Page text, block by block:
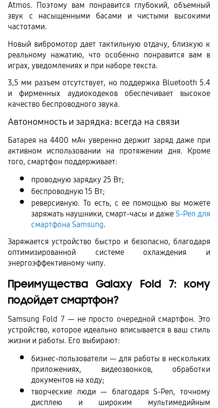
Atmos. Поэтому вам понравится глубокий, объемный
звук с насыщенными басами и чистыми высокими
частотами.
Новый вибромотор дает тактильную отдачу, близкую к
реальному нажатию, что особенно понравится вам в
играх, уведомлениях и при наборе текста.
3,5 мм разъем отсутствует, но поддержка Bluetooth 5.4
и фирменных аудиокодеков обеспечивает высокое
качество беспроводного звука.
Автономность и зарядка: всегда на связи
Батарея на 4400 мАч уверенно держит заряд даже при
активном использовании на протяжении дня. Кроме
того, смартфон поддерживает:
проводную зарядку 25 Вт;
беспроводную 15 Вт;
реверсивную. То есть, с ее помощью вы можете
заряжать наушники, смарт-часы и даже S-Pen для
смартфона Samsung.
Заряжается устройство быстро и безопасно, благодаря
оптимизированной системе охлаждения и
энергоэффективному чипу.
Преимущества Galaxy Fold 7: кому
подойдет смартфон?
Samsung Fold 7 — не просто очередной смартфон. Это
устройство, которое идеально вписывается в ваш стиль
жизни и работы. Его выбирают:
бизнес-пользователи — для работы в нескольких
приложениях, видеозвонков, обработки
документов на ходу;
творческие люди — благодаря S-Pen, точному
дисплею и широким мультимедийным